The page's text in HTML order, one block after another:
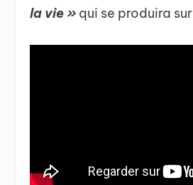
la vie » qui se produira